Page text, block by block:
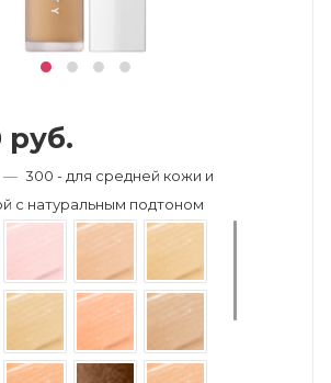
руб.
— 300 - для средней кожи и
с натуральным подтоном